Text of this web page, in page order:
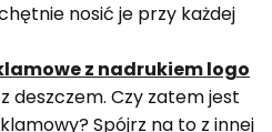
nosić je przy każdej
z nadrukiem logo
deszczem. Czy zatem jest
Spójrz na to z innej